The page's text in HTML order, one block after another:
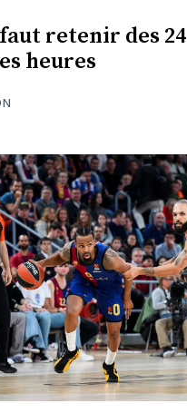
retenir des 24
heures